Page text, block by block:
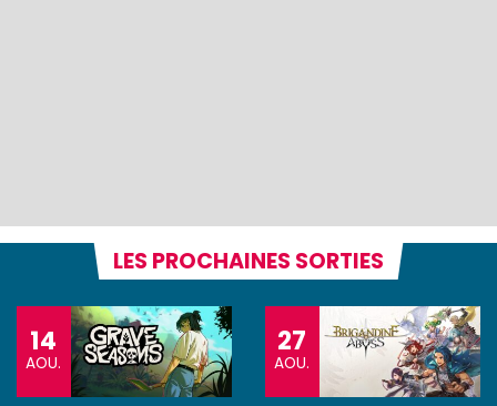
LES PROCHAINES SORTIES
14
AOU.
27
AOU.